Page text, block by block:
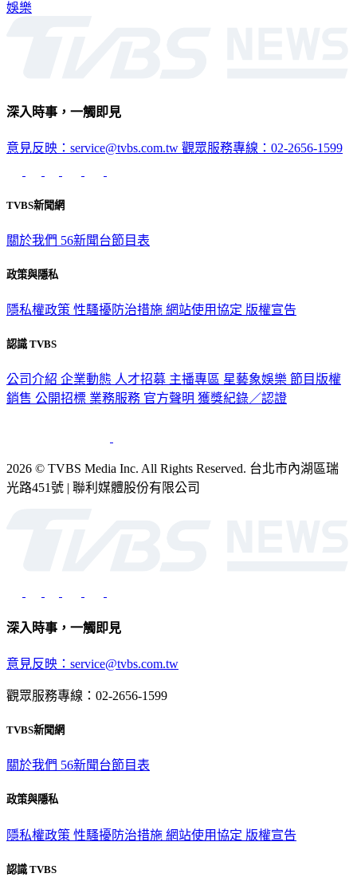
娛樂
深入時事，一觸即見
意見反映：service@tvbs.com.tw 觀眾服務專線：02-2656-1599
TVBS新聞網
關於我們 56新聞台節目表
政策與隱私
隱私權政策 性騷擾防治措施 網站使用協定 版權宣告
認識 TVBS
公司介紹 企業動態 人才招募 主播專區 星藝象娛樂 節目版權
銷售 公開招標 業務服務 官方聲明 獲獎紀錄／認證
2026 © TVBS Media Inc. All Rights Reserved. 台北市內湖區瑞
光路451號 | 聯利媒體股份有限公司
深入時事，一觸即見
意見反映：service@tvbs.com.tw
觀眾服務專線：02-2656-1599
TVBS新聞網
關於我們 56新聞台節目表
政策與隱私
隱私權政策 性騷擾防治措施 網站使用協定 版權宣告
認識 TVBS